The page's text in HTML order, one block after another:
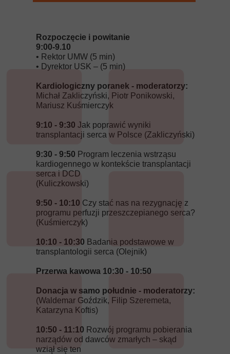
Rozpoczęcie i powitanie
9:00-9.10
• Rektor UMW (5 min)
• Dyrektor USK – (5 min)
Kardiologiczny poranek - moderatorzy:
Michał Zakliczyński, Piotr Ponikowski,
Mariusz Kuśmierczyk
9:10 - 9:30 Jak poprawić wyniki
transplantacji serca w Polsce (Zakliczyński)
9:30 - 9:50 Program leczenia wstrząsu
kardiogennego w kontekście transplantacji
serca i DCD
(Kuliczkowski)
9:50 - 10:10 Czy stać nas na rezygnację z
programu perfuzji przeszczepianego serca?
(Kuśmierczyk)
10:10 - 10:30 Badania podstawowe w
transplantologii serca (Olejnik)
Przerwa kawowa 10:30 - 10:50
Donacja w samo południe - moderatorzy:
(Waldemar Goździk, Filip Szeremeta,
Katarzyna Koftis)
10:50 - 11:10 Rozwój programu pobierania
narządów od dawców zmarłych – skąd
wziął się ten